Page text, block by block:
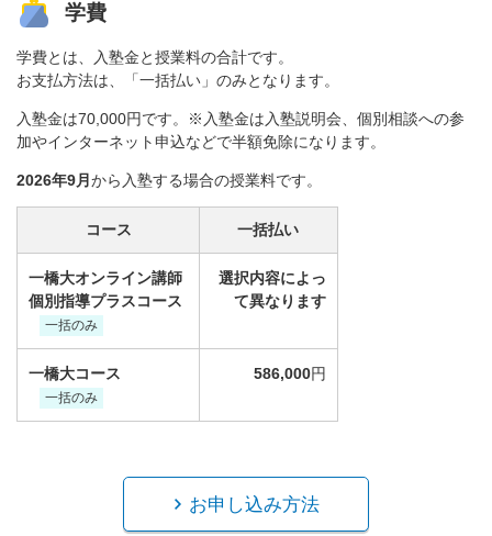
学費
学費とは、入塾金と授業料の合計です。
お支払方法は、「一括払い」のみとなります。
入塾金は70,000円です。※入塾金は入塾説明会、個別相談への参
加やインターネット申込などで半額免除になります。
2026年9月 から入塾する場合の授業料です。
コース
一橋大オンライン講師
個別指導プラスコース
一括のみ
一橋大コース
一括のみ
一括払い
選択内容によっ
て異なります
586,000円
お申し込み方法